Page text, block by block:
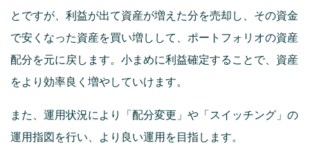
とですが、利益が出て資産が増えた分を売却し、その資金
で安くなった資産を買い増しして、ポートフォリオの資産
配分を元に戻します。小まめに利益確定することで、資産
をより効率良く増やしていけます。
また、運用状況により「配分変更」や「スイッチング」の
運用指図を行い、より良い運用を目指します。